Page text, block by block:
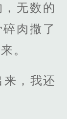
无数的
肉撒了
。
来，我还